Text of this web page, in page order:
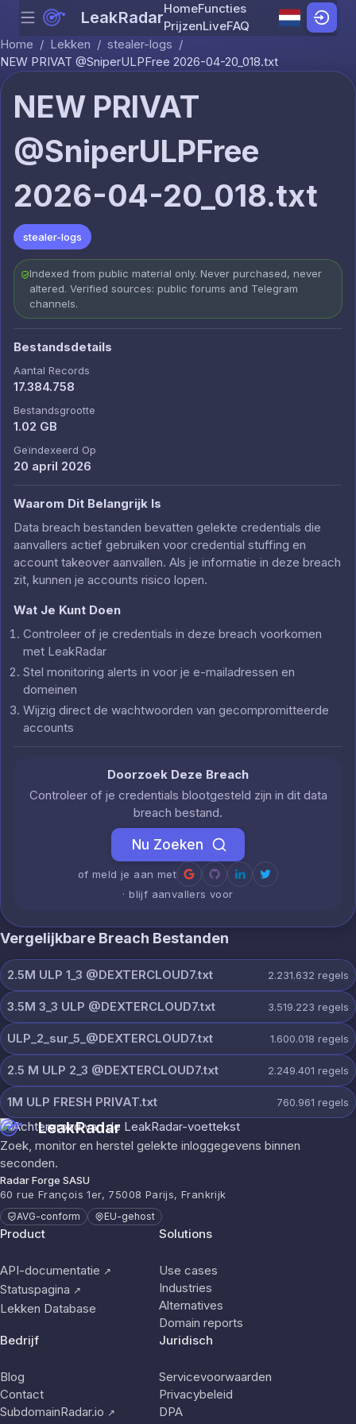
Skip to content
Menu LeakRadarHomeFuncties
PrijzenLiveFAQ
Home / Lekken / stealer-logs /
NEW PRIVAT @SniperULPFree 2026-04-20_018.txt
NEW PRIVAT
@SniperULPFree
2026-04-20_018.txt
stealer-logs
Indexed from public material only. Never purchased, never
altered. Verified sources: public forums and Telegram
channels.
Bestandsdetails
Aantal Records
17.384.758
Bestandsgrootte
1.02 GB
Geïndexeerd Op
20 april 2026
Waarom Dit Belangrijk Is
Data breach bestanden bevatten gelekte credentials die
aanvallers actief gebruiken voor credential stuffing en
account takeover aanvallen. Als je informatie in deze breach
zit, kunnen je accounts risico lopen.
Wat Je Kunt Doen
Controleer of je credentials in deze breach voorkomen
met LeakRadar
Stel monitoring alerts in voor je e-mailadressen en
domeinen
Wijzig direct de wachtwoorden van gecompromitteerde
accounts
Doorzoek Deze Breach
Controleer of je credentials blootgesteld zijn in dit data
breach bestand.
Nu Zoeken
of meld je aan met
· blijf aanvallers voor
Vergelijkbare Breach Bestanden
2.5M ULP 1_3 @DEXTERCLOUD7.txt 2.231.632 regels
3.5M 3_3 ULP @DEXTERCLOUD7.txt 3.519.223 regels
ULP_2_sur_5_@DEXTERCLOUD7.txt 1.600.018 regels
2.5 M ULP 2_3 @DEXTERCLOUD7.txt 2.249.401 regels
1M ULP FRESH PRIVAT.txt 760.961 regels
LeakRadar
Zoek, monitor en herstel gelekte inloggegevens binnen
seconden.
Radar Forge SASU
60 rue François 1er, 75008 Parijs, Frankrijk
AVG-conform EU-gehost
Product
API-documentatie ↗
Statuspagina ↗
Lekken Database
Solutions
Use cases
Industries
Alternatives
Domain reports
Bedrijf
Blog
Contact
SubdomainRadar.io ↗
Juridisch
Servicevoorwaarden
Privacybeleid
DPA